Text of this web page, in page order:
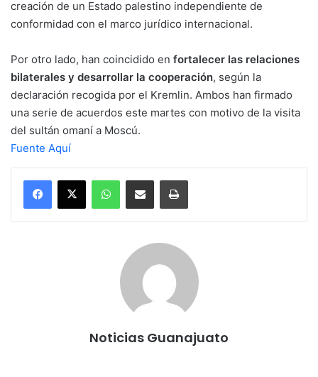
creación de un Estado palestino independiente de
conformidad con el marco jurídico internacional.
Por otro lado, han coincidido en fortalecer las relaciones
bilaterales y desarrollar la cooperación, según la
declaración recogida por el Kremlin. Ambos han firmado
una serie de acuerdos este martes con motivo de la visita
del sultán omaní a Moscú.
Fuente Aquí
Noticias Guanajuato